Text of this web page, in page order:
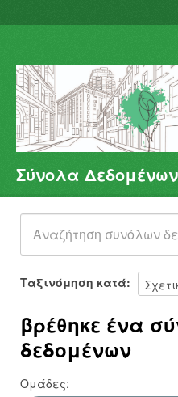
Σύνολα Δεδομένων
Φορείς
Ομάδες
Σχετικά
Σύνολα Δεδομένων
Ταξινόμηση κατά
βρέθηκε ένα
δεδομένων
Ομάδες: